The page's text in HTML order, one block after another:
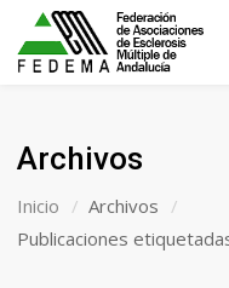
Archivos
Inicio
Archivos
Publicaciones